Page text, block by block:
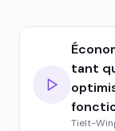
tant
Tielt-